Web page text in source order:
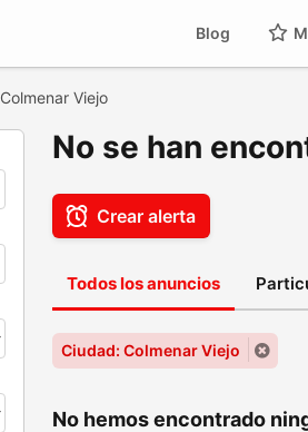
Blog
Colmenar Viejo
No se han
Crear alerta
Todos los anuncios
Ciudad: Colmenar Viejo
No hemos encontrado